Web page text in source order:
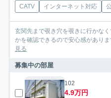
CATV インターネット対応
玄関先まで覗き穴を覗きに行かな
かを確認できるので安心感があり
見る
募集中の部屋
102
4.9万円